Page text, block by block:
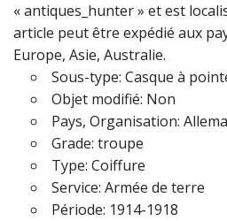
« antiques_hunter » et est
article peut être expédié aux
Europe, Asie, Australie.
Sous-type: Casque à
Objet modifié: Non
Pays, Organisation:
Grade: troupe
Type: Coiffure
Service: Armée de terre
Période: 1914-1918